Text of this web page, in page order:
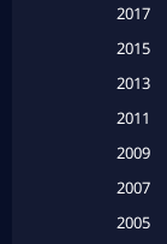
2017
2015
2013
2011
2009
2007
2005